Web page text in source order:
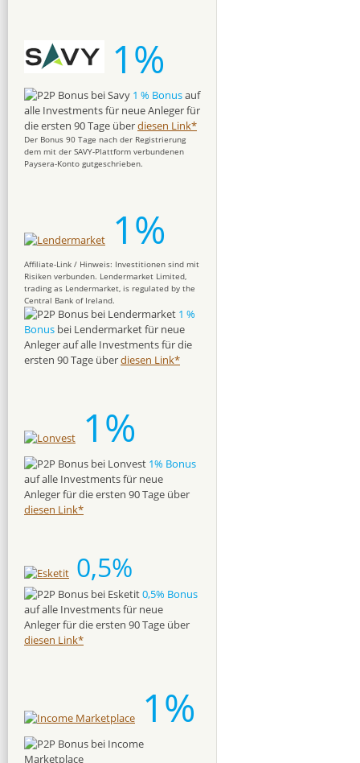
1%
1 % Bonusauf
alle Investments für neue Anleger für
die ersten 90 Tage überdiesen Link*
Der Bonus 90 Tage nach der Registrierung
dem mit der SAVY-Plattform verbundenen
Paysera-Konto gutgeschrieben.
1%
Affiliate-Link / Hinweis: Investitionen sind mit
Risiken verbunden. Lendermarket Limited,
trading as Lendermarket, is regulated by the
Central Bank of Ireland.
1 %
Bonus bei Lendermarket für neue
Anleger auf alle Investments für die
ersten 90 Tage überdiesen Link*
1%
1% Bonus
auf alle Investments für neue
Anleger für die ersten 90 Tage über
diesen Link*
0,5%
0,5% Bonus
auf alle Investments für neue
Anleger für die ersten 90 Tage über
diesen Link*
1%